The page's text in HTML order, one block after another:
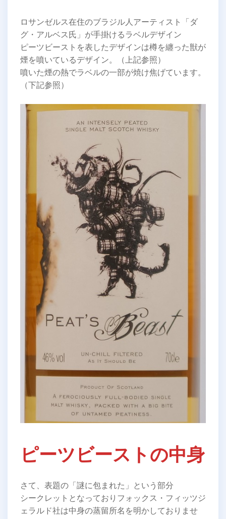
ロサンゼルス在住のブラジル人アーティスト「ダ
グ・アルベス氏」が手掛けるラベルデザイン
ピーツビーストを表したデザインは樽を纏った獣が
煙を噴いているデザイン。（上記参照）
噴いた煙の熱でラベルの一部が焼け焦げています。
（下記参照）
ピーツビーストの中身
さて、表題の「謎に包まれた」という部分
シークレットとなっておりフォックス・フィッツジ
ェラルド社は中身の蒸留所名を明かしておりませ